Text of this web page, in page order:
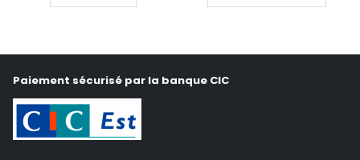
Paiement sécurisé par la banque CIC